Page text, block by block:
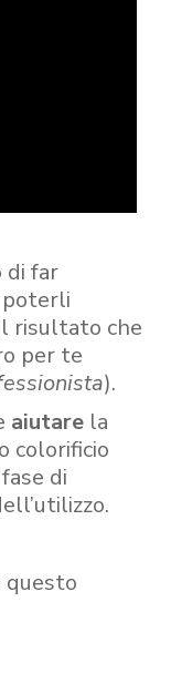
di far
risultato che
per te
).
aiutare la
colorificio
di
questo